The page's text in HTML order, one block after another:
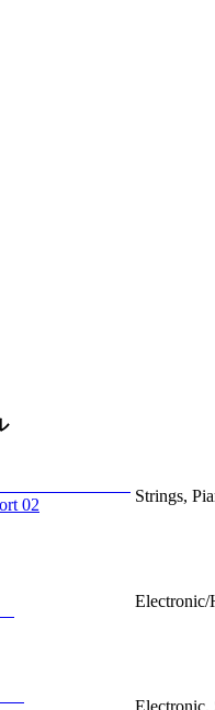
02
Strings,
Electronic/
Electronic,